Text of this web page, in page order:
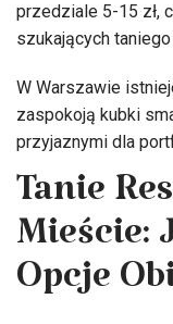
przedziale 5-15 zł,
szukających
W Warszawie
zaspokoją kubki
przyjaznymi dla
Tanie
Mieście:
Opcje